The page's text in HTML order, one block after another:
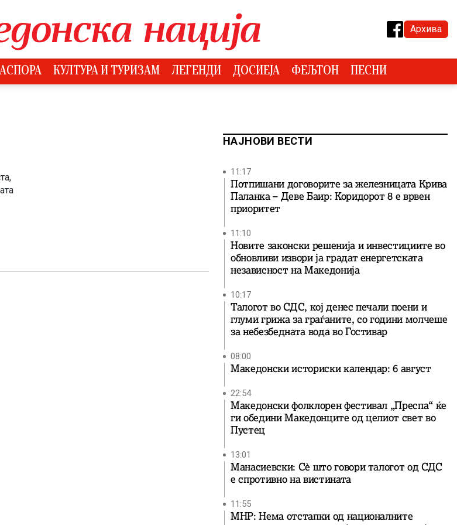
Архива
КУЛТУРА И ТУРИЗАМ ЛЕГЕНДИ ДОСИЕЈА ФЕЉТОН ПЕСНИ
НАЈНОВИ ВЕСТИ
11:17
Потпишани договорите за железницата Крива
Паланка – Деве Баир: Коридорот 8 е врвен
приоритет
11:10
Новите законски решенија и инвестициите во
обновливи извори ја градат енергетската
независност на Македонија
10:17
Талогот во СДС, кој денес печали поени и
глуми грижа за граѓаните, со години молчеше
за небезбедната вода во Гостивар
08:00
Македонски историски календар: 6 август
22:54
Македонски фолклорен фестивал „Преспа“ ќе
ги обедини Македонците од целиот свет во
Пустец
13:01
Манасиевски: Сè што говори талогот од СДС
е спротивно на вистината
11:55
МНР: Нема отстапки од националните